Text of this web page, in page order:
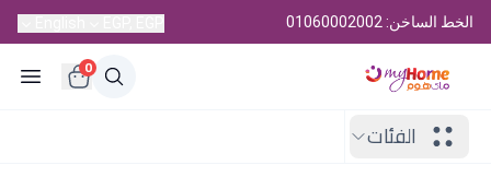
الخط الساخن: 01060002002
0
الفئات